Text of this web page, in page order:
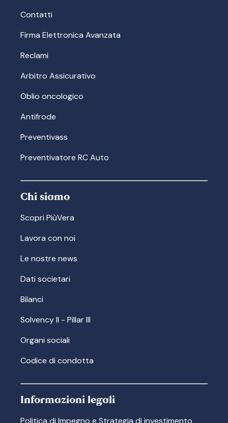
Contatti
Firma Elettronica Avanzata
Reclami
Arbitro Assicurativo
Oblio oncologico
Antifrode
Preventivass
Preventivatore RC Auto
Chi siamo
Scopri PiùVera
Lavora con noi
Le nostre news
Dati societari
Bilanci
Solvency II - Pillar III
Organi sociali
Codice di condotta
Informazioni legali
Politica di Impegno e Strategia di investimento